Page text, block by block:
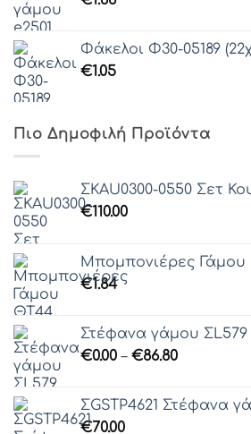
Φάκελοι Φ30-05189
€1.05
Πιο Δημοφιλή Προϊόντα
ΣΚAU0300-0550 Σετ
€110.00
Μπομπονιέρες Γάμου
€1.84
Στέφανα γάμου ΣL579
€0.00 – €86.80Price
through
ΣGSTP4621 Στέφανα
€70.00